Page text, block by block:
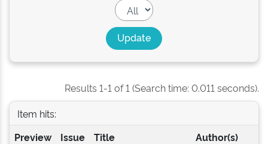
Results 1-1 of 1 (Search time: 0.011 seconds).
Item hits:
Preview
Issue
Title Author(s)